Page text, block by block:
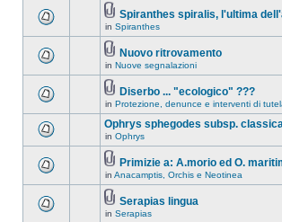
Spiranthes spiralis, l'ultima
in Spiranthes
Nuovo ritrovamento
in Nuove segnalazioni
Diserbo ... "ecologico" ???
in Protezione, denunce e interventi di
Ophrys sphegodes subsp.
in Ophrys
Primizie a: A.morio ed O.
in Anacamptis, Orchis e Neotinea
Serapias lingua
in Serapias